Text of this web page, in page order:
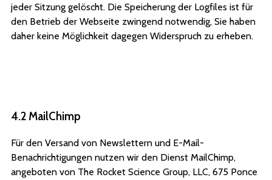
jeder Sitzung gelöscht. Die Speicherung der Logfiles ist für
den Betrieb der Webseite zwingend notwendig, Sie haben
daher keine Möglichkeit dagegen Widerspruch zu erheben.
4.2 MailChimp
Für den Versand von Newslettern und E-Mail-
Benachrichtigungen nutzen wir den Dienst MailChimp,
angeboten von The Rocket Science Group, LLC, 675 Ponce